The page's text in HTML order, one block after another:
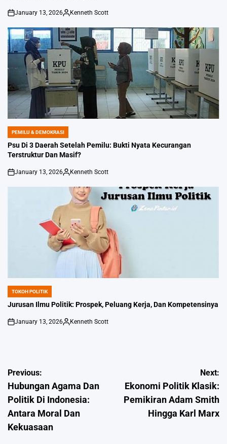
on
January 13, 2026
Posted
Kenneth Scott
POSTED
IN
PEMILU & DEMOKRASI
Psu Di 3 Daerah Setelah Pemilu: Bukti Nyata Kecurangan
Terstruktur Dan Masif?
on
January 13, 2026
Posted
Kenneth Scott
POSTED
IN
TOKOH POLITIK
Jurusan Ilmu Politik: Prospek, Peluang Kerja, Dan Kompetensinya
on
January 13, 2026
Posted
Kenneth Scott
Post
navigation
Previous:
Hubungan Agama Dan
Politik Di Indonesia:
Antara Moral Dan
Kekuasaan
Next:
Ekonomi Politik Klasik:
Pemikiran Adam Smith
Hingga Karl Marx